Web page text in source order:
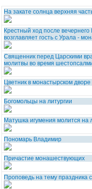
На закате солнца верхняя
Крестный ход после вечернего
возглавляет гость с Урала -
Священник перед Царскими
молитвы во время
Цветник в монастырском дворе
Богомольцы на литургии
Матушка игумения молится на
Пономарь Владимир
Причастие монашествующих
Проповедь на тему праздника